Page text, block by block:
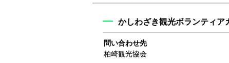
かしわざき観光ボランティア
問い合わせ先
柏崎観光協会